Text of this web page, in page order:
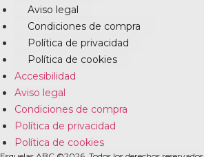
Aviso legal
Condiciones de compra
Política de privacidad
Política de cookies
Accesibilidad
Aviso legal
Condiciones de compra
Política de privacidad
Política de cookies